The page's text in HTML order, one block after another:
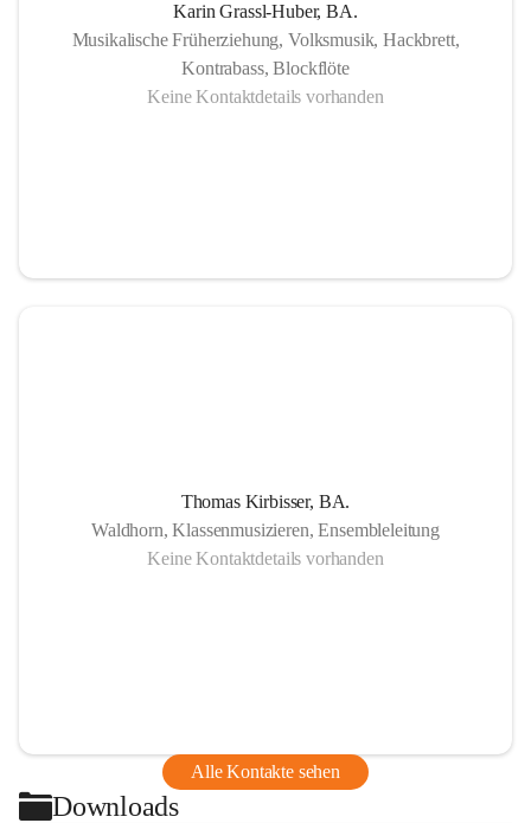
Karin Grassl-Huber, BA.
Musikalische Früherziehung, Volksmusik, Hackbrett,
Kontrabass, Blockflöte
Keine Kontaktdetails vorhanden
Thomas Kirbisser, BA.
Waldhorn, Klassenmusizieren, Ensembleleitung
Keine Kontaktdetails vorhanden
Alle Kontakte sehen
Downloads